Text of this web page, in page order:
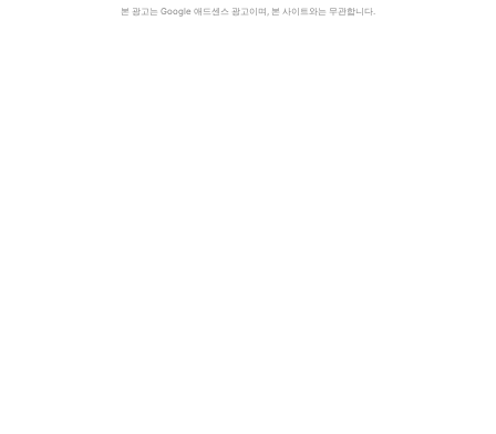
본 광고는 Google 애드센스 광고이며, 본 사이트와는 무관합니다.